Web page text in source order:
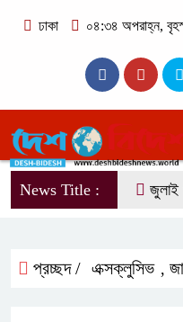
ঢাকা
০৪:৩৪ অপরাহ্ন,
News Title : জুলাই
প্রচ্ছদ / এক্সক্লুসিভ ,